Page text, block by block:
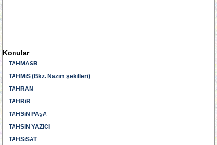
Konular
TAHMASB
TAHMiS (Bkz. Nazım şekilleri)
TAHRAN
TAHRiR
TAHSiN PAşA
TAHSiN YAZICI
TAHSiSAT